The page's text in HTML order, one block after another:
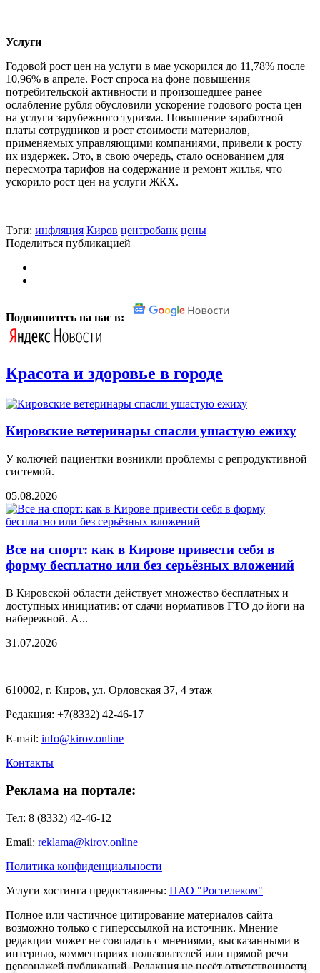
Услуги
Годовой рост цен на услуги в мае ускорился до 11,78% после
10,96% в апреле. Рост спроса на фоне повышения
потребительской активности и произошедшее ранее
ослабление рубля обусловили ускорение годового роста цен
на услуги зарубежного туризма. Повышение заработной
платы сотрудников и рост стоимости материалов,
применяемых управляющими компаниями, привели к росту
их издержек. Это, в свою очередь, стало основанием для
пересмотра тарифов на содержание и ремонт жилья, что
ускорило рост цен на услуги ЖКХ.
Тэги: инфляция Киров центробанк цены
Поделиться публикацией
Подпишитесь на нас в:
Красота и здоровье в городе
Кировские ветеринары спасли ушастую ежиху
У колючей пациентки возникли проблемы с репродуктивной
системой.
05.08.2026
Все на спорт: как в Кирове привести себя в
форму бесплатно или без серьёзных вложений
В Кировской области действует множество бесплатных и
доступных инициатив: от сдачи нормативов ГТО до йоги на
набережной. А...
31.07.2026
610002, г. Киров, ул. Орловская 37, 4 этаж
Редакция: +7(8332) 42-46-17
E-mail: info@kirov.online
Контакты
Реклама на портале:
Тел: 8 (8332) 42-46-12
Email: reklama@kirov.online
Политика конфиденциальности
Услуги хостинга предоставлены: ПАО "Ростелеком"
Полное или частичное цитирование материалов сайта
возможно только с гиперссылкой на источник. Мнение
редакции может не совпадать с мнениями, высказанными в
интервью, комментариях пользователей или прямой речи
персонажей публикаций. Редакция не несёт ответственности